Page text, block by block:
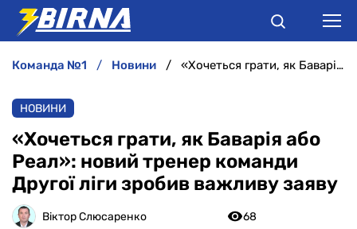
АНАЛІТИКА
ІНТЕРВ'Ю
РІЗНЕ
команда №1 новини «Хочеться грати, як Баварія або Реал»: новий тренер команди Другої ліги зробив важливу заяву
НОВИНИ
«Хочеться грати, як Баварія або
Реал»: новий тренер команди
Другої ліги зробив важливу заяву
Віктор Слюсаренко
68